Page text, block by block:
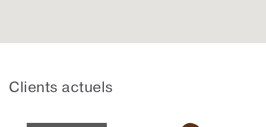
Clients actuels